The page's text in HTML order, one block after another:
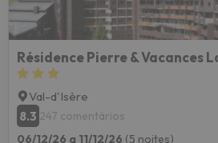
Résidence Pierre & Vacances
Val-d'Isère
8.3 247 comentários
06/12/26 a 11/12/26 (5 noites)